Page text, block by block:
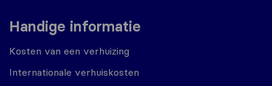
Handige informatie
Kosten van een verhuizing
Internationale verhuiskosten